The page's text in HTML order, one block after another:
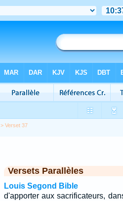
> Verset 37
Versets Parallèles
Louis Segond Bible
d'apporter aux sacrificateurs,